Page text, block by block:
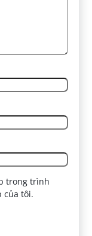
trong trình
của tôi.